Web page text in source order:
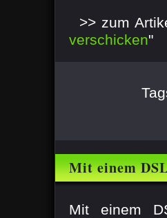
>> zum
verschicken"
Mit einem
Mit einem